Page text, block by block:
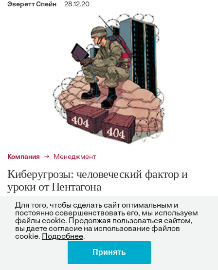
Эверетт Спейн 28.12.20
Компания Менеджмент
Киберугрозы: человеческий фактор и
уроки от Пентагона
Компании в большинстве своем слабо вооружены
против кибератак. Им стоит поучиться искусству
обороны у американских военных. Из уязвимого
колосса сеть Пентагона превратилась в мощнейшее
виртуальное сооружение.
Виннефельд-мл. «Сэнди» Джеймс, Кирхгоф
Для того, чтобы сделать сайт оптимальным и
постоянно совершенствовать его, мы используем
файлы cookie. Продолжая пользоваться сайтом,
вы даете согласие на использование файлов
cookie.
Подробнее.
Принять